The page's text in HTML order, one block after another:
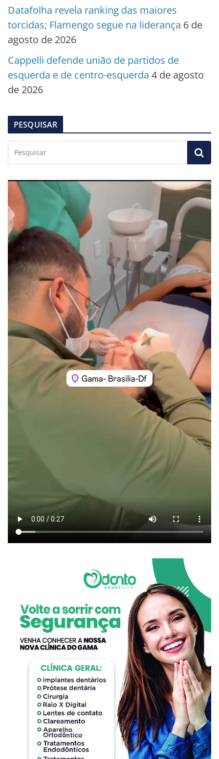
Datafolha revela ranking das maiores
torcidas; Flamengo segue na liderança 6 de
agosto de 2026
Cappelli defende união de partidos de
esquerda e de centro-esquerda 4 de agosto
de 2026
PESQUISAR